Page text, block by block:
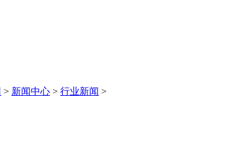
> 新闻中心 > 行业新闻 >